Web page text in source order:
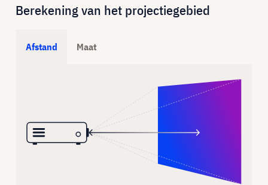
Berekening van het projectiegebied
Afstand Maat